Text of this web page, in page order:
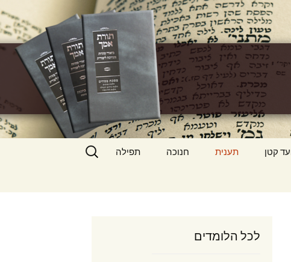
קטן תענית חנוכה תפילה
חיפוש:
לכל הלומדים